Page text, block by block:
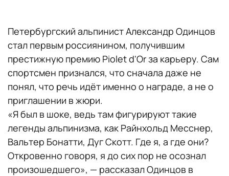
Петербургский альпинист Александр Одинцов
стал первым россиянином, получившим
престижную премию Piolet d'Or за карьеру. Сам
спортсмен признался, что сначала даже не
понял, что речь идёт именно о награде, а не о
приглашении в жюри.
«Я был в шоке, ведь там фигурируют такие
легенды альпинизма, как Райнхольд Месснер,
Вальтер Бонатти, Дуг Скотт. Где я, а где они?
Откровенно говоря, я до сих пор не осознал
произошедшего», — рассказал Одинцов в